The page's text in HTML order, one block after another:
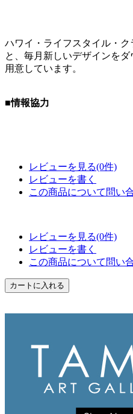
ハワイ・ライフスタイル・
と、毎月新しいデザインを
用意しています。
■情報協力
レビューを見る(0件)
レビューを書く
この商品について問い
レビューを見る(0件)
レビューを書く
この商品について問い